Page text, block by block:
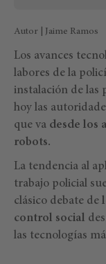
Autor | Jaime Ramos
Los avances
labores de la
instalación de las
hoy las
que va desde los
robots.
La tendencia al
trabajo policial
clásico debate de
control social
las tecnologías